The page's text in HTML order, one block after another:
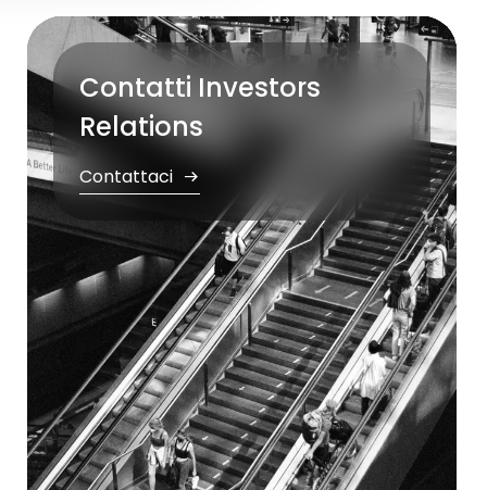
Contatti Investors
Relations
Contattaci